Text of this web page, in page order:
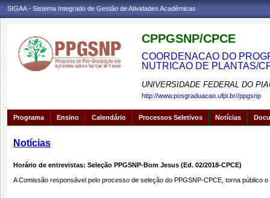
SIGAA - Sistema Integrado de Gestão de Atividades Acadêmicas
CPPGSNP/CPCE
COORDENACAO DO
NUTRICAO DE PLANTAS/
UNIVERSIDADE FEDERAL DO
http://www.posgraduacao.ufpi.br//ppgsnp
Programa Ensino Calendário Processos Seletivos Notícias
Notícias
Horário de entrevistas: Seleção PPGSNP-Bom Jesus (Ed. 02/2018-CPCE)
A Comissão responsável pelo processo de seleção do PPGSNP-CPCE, torna público o